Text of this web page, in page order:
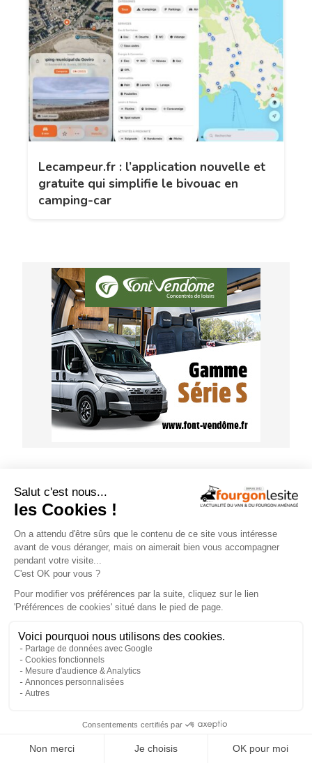
Lecampeur.fr : l’application nouvelle et
gratuite qui simplifie le bivouac en
camping-car
FOURGON NEUF
Le fourgon Estrusco CV 640 PB, avec
maxi-soute modulable, maintenant en
version Plus !